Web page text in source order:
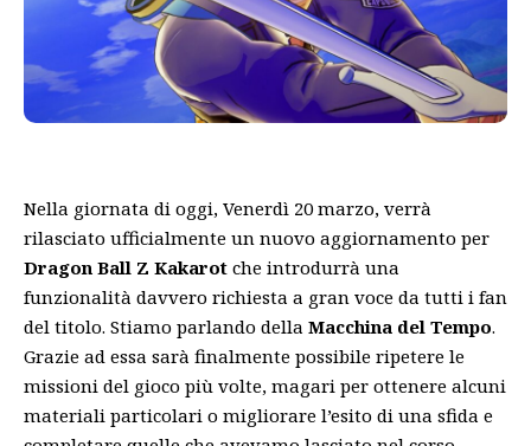
Nella giornata di oggi, Venerdì 20 marzo, verrà
rilasciato ufficialmente un nuovo aggiornamento per
Dragon Ball Z Kakarot che introdurrà una
funzionalità davvero richiesta a gran voce da tutti i fan
del titolo. Stiamo parlando della Macchina del Tempo.
Grazie ad essa sarà finalmente possibile ripetere le
missioni del gioco più volte, magari per ottenere alcuni
materiali particolari o migliorare l’esito di una sfida e